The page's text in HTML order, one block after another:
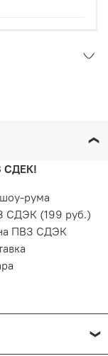
СДЕК!
рума
СДЭК (199 руб.)
ПВЗ СДЭК